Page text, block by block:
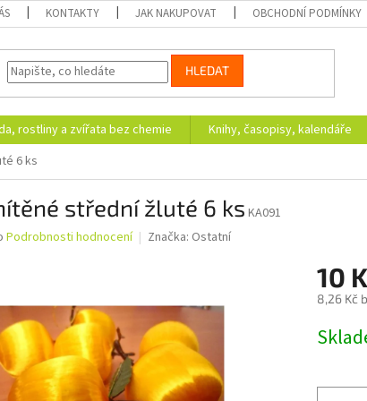
KONTAKTY JAK NAKUPOVAT OBCHODNÍ PODMÍNKY
HLEDAT
rostliny a zvířata bez chemie Knihy, časopisy, kalendáře
6 ks
střední žluté 6 ksKA091
Podrobnosti hodnocení Značka: Ostatní
10
8,26 Kč
cena: